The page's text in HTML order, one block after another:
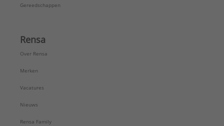
Gereedschappen
Rensa
Over Rensa
Merken
Vacatures
Nieuws
Rensa Family